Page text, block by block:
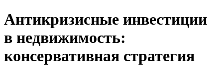
Антикризисные инвестиции
в недвижимость:
консервативная стратегия